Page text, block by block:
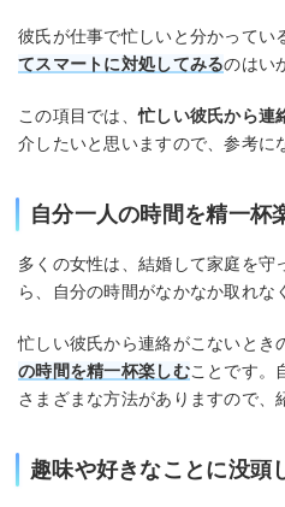
彼氏が仕事で忙しいと分かってい
てスマートに対処してみるのはい
この項目では、忙しい彼氏から連
介したいと思いますので、参考に
自分一人の時間を精一杯
多くの女性は、結婚して家庭を守
ら、自分の時間がなかなか取れな
忙しい彼氏から連絡がこないとき
の時間を精一杯楽しむことです。
さまざまな方法がありますので、
趣味や好きなことに没頭